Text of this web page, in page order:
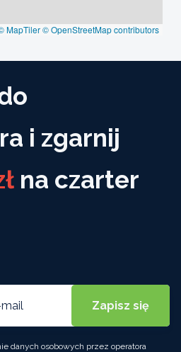
MapTiler© OpenStreetMap contributors
i zgarnij
na czarter
danych osobowych przez operatora